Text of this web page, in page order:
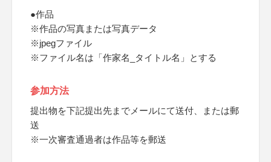
●作品
※作品の写真または写真データ
※jpegファイル
※ファイル名は「作家名_タイトル名」とする
参加方法
提出物を下記提出先までメールにて送付、または郵
送
※一次審査通過者は作品等を郵送